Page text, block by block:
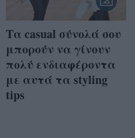
Τα casual σύνολά σου
μπορούν να γίνουν
πολύ ενδιαφέροντα
με αυτά τα styling
tips